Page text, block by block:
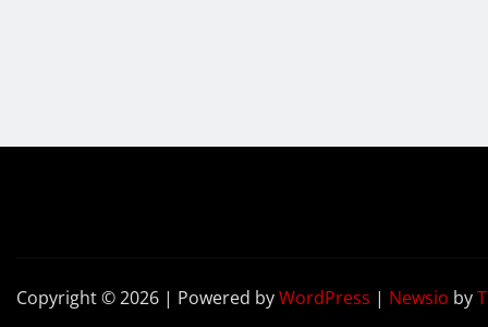
Copyright © 2026 | Powered byWordPress | Newsio by